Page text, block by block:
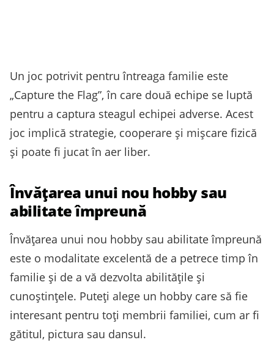
Un joc potrivit pentru întreaga familie este
„Capture the Flag”, în care două echipe se luptă
pentru a captura steagul echipei adverse. Acest
joc implică strategie, cooperare și mișcare fizică
și poate fi jucat în aer liber.
Învățarea unui nou hobby sau
abilitate împreună
Învățarea unui nou hobby sau abilitate împreună
este o modalitate excelentă de a petrece timp în
familie și de a vă dezvolta abilitățile și
cunoștințele. Puteți alege un hobby care să fie
interesant pentru toți membrii familiei, cum ar fi
gătitul, pictura sau dansul.